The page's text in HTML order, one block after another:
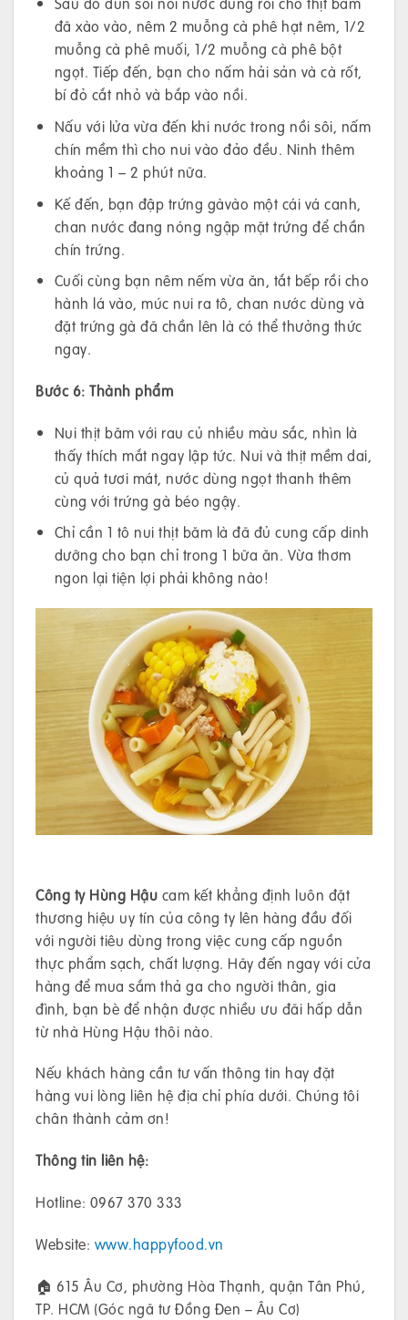
đã xào vào, nêm 2 muỗng cà phê hạt nêm, 1/2
muỗng cà phê muối, 1/2 muỗng cà phê bột
ngọt. Tiếp đến, bạn cho nấm hải sản và cà rốt,
bí đỏ cắt nhỏ và bắp vào nồi.
Nấu với lửa vừa đến khi nước trong nồi sôi, nấm
chín mềm thì cho nui vào đảo đều. Ninh thêm
khoảng 1 – 2 phút nữa.
Kế đến, bạn đập trứng gàvào một cái vá canh,
chan nước đang nóng ngập mặt trứng để chần
chín trứng.
Cuối cùng bạn nêm nếm vừa ăn, tắt bếp rồi cho
hành lá vào, múc nui ra tô, chan nước dùng và
đặt trứng gà đã chần lên là có thể thưởng thức
ngay.
Bước 6: Thành phẩm
Nui thịt băm với rau củ nhiều màu sắc, nhìn là
thấy thích mắt ngay lập tức. Nui và thịt mềm dai,
củ quả tươi mát, nước dùng ngọt thanh thêm
cùng với trứng gà béo ngậy.
Chỉ cần 1 tô nui thịt băm là đã đủ cung cấp dinh
dưỡng cho bạn chỉ trong 1 bữa ăn. Vừa thơm
ngon lại tiện lợi phải không nào!
Công ty Hùng Hậu cam kết khẳng định luôn đặt
thương hiệu uy tín của công ty lên hàng đầu đối
với người tiêu dùng trong việc cung cấp nguồn
thực phẩm sạch, chất lượng. Hãy đến ngay với cửa
hàng để mua sắm thả ga cho người thân, gia
đình, bạn bè để nhận được nhiều ưu đãi hấp dẫn
từ nhà Hùng Hậu thôi nào.
Nếu khách hàng cần tư vấn thông tin hay đặt
hàng vui lòng liên hệ địa chỉ phía dưới. Chúng tôi
chân thành cảm ơn!
Thông tin liên hệ:
Hotline: 0967 370 333
Website: www.happyfood.vn
🏠 615 Âu Cơ, phường Hòa Thạnh, quận Tân Phú,
TP. HCM (Góc ngã tư Đồng Đen – Âu Cơ)